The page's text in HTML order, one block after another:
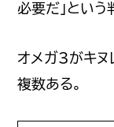
必要だ」という
オメガ3がキヌ
複数ある。